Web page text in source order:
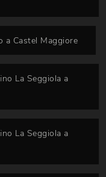
a Castel Maggiore
La Seggiola a
La Seggiola a